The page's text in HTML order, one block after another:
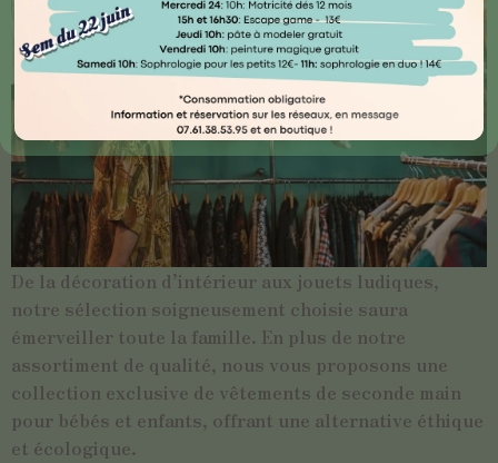
De la décoration d’intérieur aux jouets ludiques,
notre sélection soigneusement choisie saura
émerveiller toute la famille. En plus de notre
assortiment de qualité, nous vous proposons une
collection exclusive de vêtements de seconde main
pour bébés et enfants, offrant une alternative éthique
et écologique.